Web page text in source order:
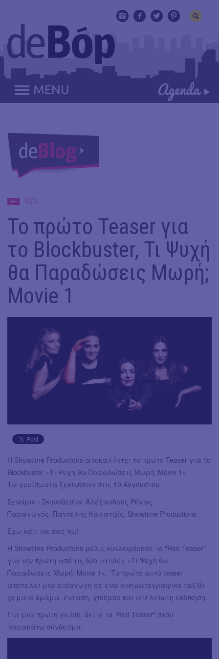
MENU
ΝΕΑ
Το πρώτο Teaser για
το Blockbuster, Τι Ψυχή
θα Παραδώσεις Μωρή;
Movie 1
Η Showtime Productions αποκαλύπτει το πρώτο Teaser για το
Blockbuster «Τι Ψυχή θα Παραδώσεις Μωρή; Movie 1»
Τα γυρίσματα ξεκίνησαν στις 19 Αυγούστου
Σενάριο - Σκηνοθεσία: Αλέξανδρος Ρήγας
Παραγωγός: Παντελής Καλατζής, Showtime Productions
Έχω κάτι να σας πω!
Η Showtime Productions μόλις κυκλοφόρησε το "Red Teaser"
για την πρώτη από τις δύο ταινίες «Τί Ψυχή θα
Παραδώσεις Μωρή; Movie 1». Το πρώτο αυτό teaser
αποτελεί μια εισαγωγή σε ένα κινηματογραφικό ταξίδι
γεμάτο δράμα, ένταση, χιούμορ και ατελείωτη εκδίκηση.
Για μια πρώτη γεύση, δείτε το "Red Teaser" στον
παρακάτω σύνδεσμο: